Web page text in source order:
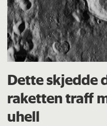
Dette skjedde
raketten traff
uhell